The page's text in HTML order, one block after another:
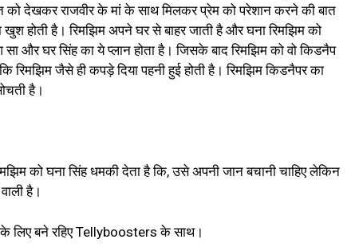
देखकर राजवीर के मां के साथ मिलकर प्रेम को परेशान करने की बात
होती है। रिमझिम अपने घर से बाहर जाती है और घना रिमझिम को
और घर सिंह का ये प्लान होता है। जिसके बाद रिमझिम को वो किडनैप
जैसे ही कपड़े दिया पहनी हुई होती है। रिमझिम किडनैपर का
है।
को घना सिंह धमकी देता है कि, उसे अपनी जान बचानी चाहिए लेकिन
है।
के लिए बने रहिए Tellyboosters के साथ।